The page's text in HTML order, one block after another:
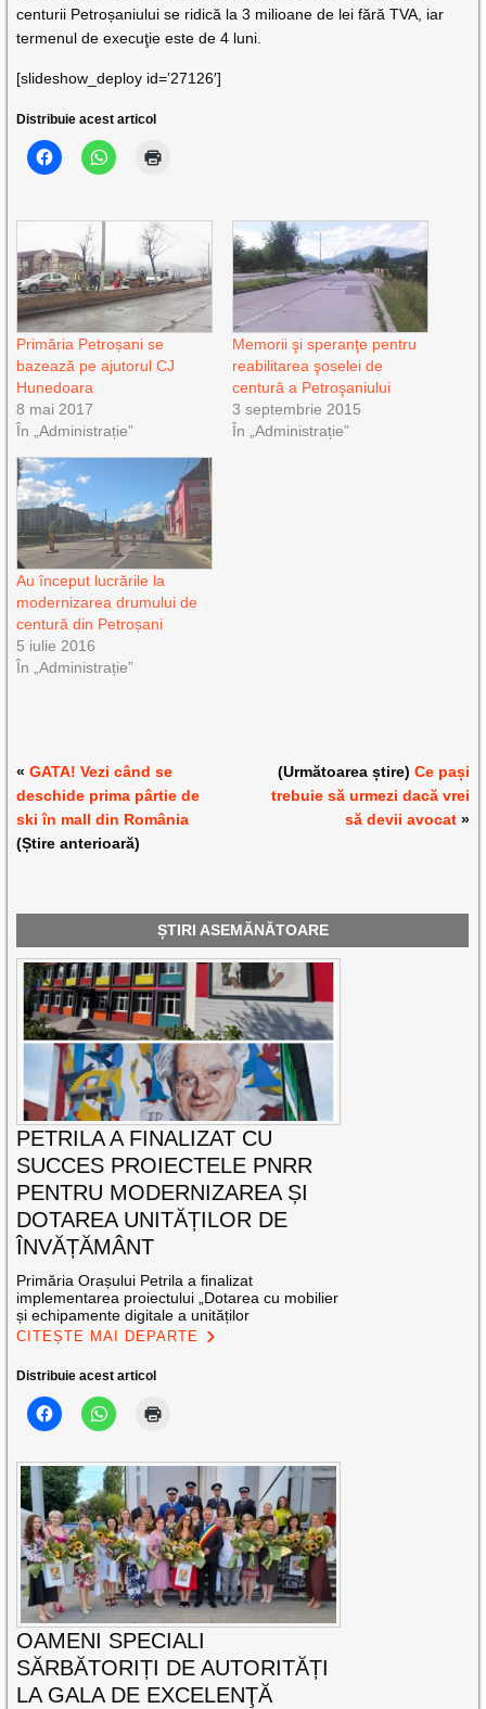
centurii Petroșaniului se ridică la 3 milioane de lei fără TVA, iar
termenul de execuţie este de 4 luni.
[slideshow_deploy id=’27126′]
Distribuie acest articol
Primăria Petroșani se
bazează pe ajutorul CJ
Hunedoara
8 mai 2017
În „Administrație”
Memorii şi speranţe pentru
reabilitarea şoselei de
centură a Petroşaniului
3 septembrie 2015
În „Administrație”
Au început lucrările la
modernizarea drumului de
centură din Petroșani
5 iulie 2016
În „Administrație”
«GATA! Vezi când se
deschide prima pârtie de
ski în mall din România
(Știre anterioară)
(Următoarea știre) Ce pași
trebuie să urmezi dacă vrei
să devii avocat»
ȘTIRI ASEMĂNĂTOARE
PETRILA A FINALIZAT CU
SUCCES PROIECTELE PNRR
PENTRU MODERNIZAREA ȘI
DOTAREA UNITĂȚILOR DE
ÎNVĂȚĂMÂNT
Primăria Orașului Petrila a finalizat
implementarea proiectului „Dotarea cu mobilier
și echipamente digitale a unităților
CITEȘTE MAI DEPARTE
Distribuie acest articol
OAMENI SPECIALI
SĂRBĂTORIȚI DE AUTORITĂȚI
LA GALA DE EXCELENŢĂ